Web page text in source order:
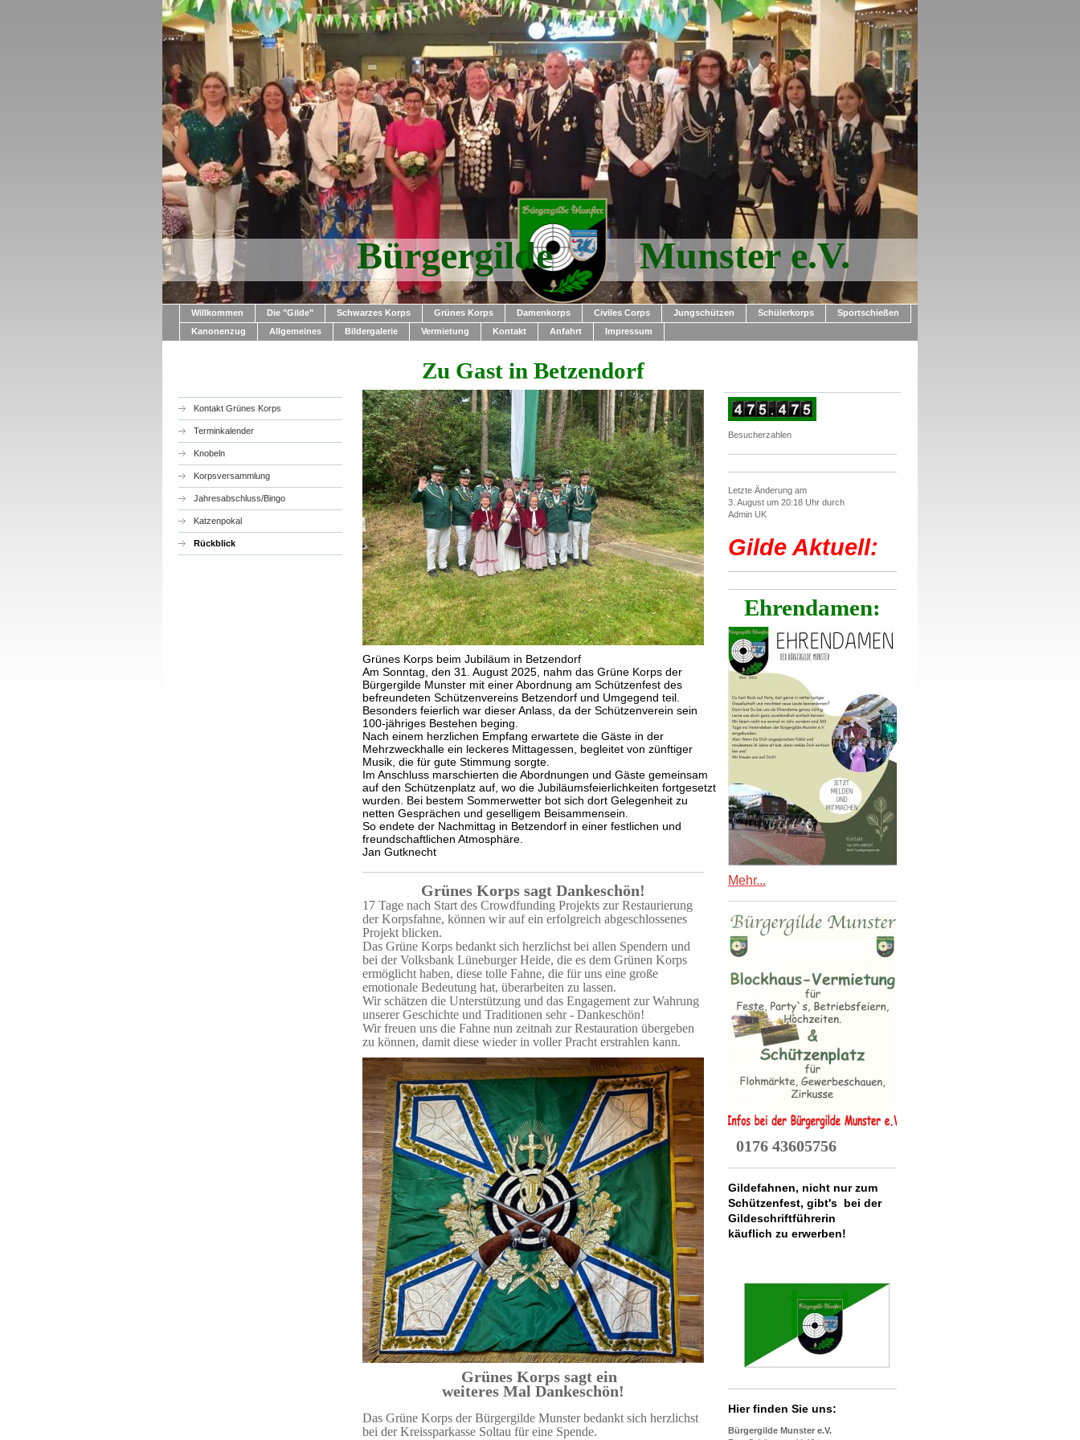
Bürgergilde Munster e.V.
Willkommen Die "Gilde" Schwarzes Korps Grünes Korps Damenkorps Civiles Corps Jungschützen Schülerkorps
Sportschießen
Kanonenzug
Allgemeines Bildergalerie Vermietung Kontakt Anfahrt Impressum
Kontakt Grünes Korps
Terminkalender
Knobeln
Korpsversammlung
Jahresabschluss/Bingo
Katzenpokal
Rückblick
Zu Gast in Betzendorf
Grünes Korps beim Jubiläum in Betzendorf
Am Sonntag, den 31. August 2025, nahm das Grüne Korps der
Bürgergilde Munster mit einer Abordnung am Schützenfest des
befreundeten Schützenvereins Betzendorf und Umgegend teil.
Besonders feierlich war dieser Anlass, da der Schützenverein sein
100-jähriges Bestehen beging.
Nach einem herzlichen Empfang erwartete die Gäste in der
Mehrzweckhalle ein leckeres Mittagessen, begleitet von zünftiger
Musik, die für gute Stimmung sorgte.
Im Anschluss marschierten die Abordnungen und Gäste gemeinsam
auf den Schützenplatz auf, wo die Jubiläumsfeierlichkeiten fortgesetzt
wurden. Bei bestem Sommerwetter bot sich dort Gelegenheit zu
netten Gesprächen und geselligem Beisammensein.
So endete der Nachmittag in Betzendorf in einer festlichen und
freundschaftlichen Atmosphäre.
Jan Gutknecht
Grünes Korps sagt Dankeschön!
17 Tage nach Start des Crowdfunding Projekts zur Restaurierung
der Korpsfahne, können wir auf ein erfolgreich abgeschlossenes
Projekt blicken.
Das Grüne Korps bedankt sich herzlichst bei allen Spendern und
bei der Volksbank Lüneburger Heide, die es dem Grünen Korps
ermöglicht haben, diese tolle Fahne, die für uns eine große
emotionale Bedeutung hat, überarbeiten zu lassen.
Wir schätzen die Unterstützung und das Engagement zur Wahrung
unserer Geschichte und Traditionen sehr - Dankeschön!
Wir freuen uns die Fahne nun zeitnah zur Restauration übergeben
zu können, damit diese wieder in voller Pracht erstrahlen kann.
Grünes Korps sagt ein
weiteres Mal Dankeschön!
Das Grüne Korps der Bürgergilde Munster bedankt sich herzlichst
bei der Kreissparkasse Soltau für eine Spende.
Besucherzahlen
Letzte Änderung am
3. August um 20:18 Uhr durch
Admin UK
Gilde Aktuell:
Ehrendamen:
Mehr...
0176 43605756
Gildefahnen, nicht nur zum
Schützenfest, gibt's bei der
Gildeschriftführerin
käuflich zu erwerben!
Hier finden Sie uns:
Bürgergilde Munster e.V.